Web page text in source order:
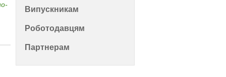
Випускникам
Роботодавцям
Партнерам